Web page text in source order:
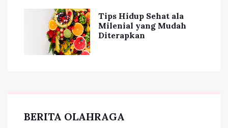
Tips Hidup Sehat ala
Milenial yang Mudah
Diterapkan
BERITA OLAHRAGA